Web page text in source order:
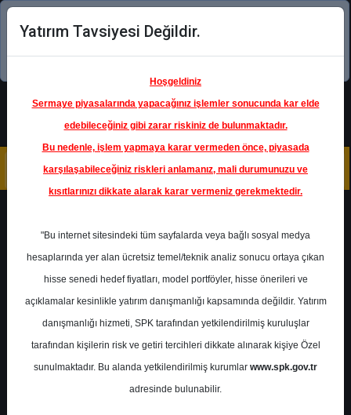
Şimdi uygulamayı indirin!
ALARK- ALARKO HOLDİNG A.Ş.
Hedef Fiyat 170.00 ₺
Getiri
%67.98
Yatırım Tavsiyesi Değildir.
Hoşgeldiniz
Sermaye piyasalarında yapacağınız işlemler sonucunda kar elde
edebileceğiniz gibi zarar riskiniz de bulunmaktadır.
Bu nedenle, işlem yapmaya karar vermeden önce, piyasada
karşılaşabileceğiniz riskleri anlamanız, mali durumunuzu ve
kısıtlarınızı dikkate alarak karar vermeniz gerekmektedir.
"Bu internet sitesindeki tüm sayfalarda veya bağlı sosyal medya
hesaplarında yer alan ücretsiz temel/teknik analiz sonucu ortaya çıkan
hisse senedi hedef fiyatları, model portföyler, hisse önerileri ve
açıklamalar kesinlikle yatırım danışmanlığı kapsamında değildir. Yatırım
danışmanlığı hizmeti, SPK tarafından yetkilendirilmiş kuruluşlar
tarafından kişilerin risk ve getiri tercihleri dikkate alınarak kişiye Özel
sunulmaktadır. Bu alanda yetkilendirilmiş kurumlar www.spk.gov.tr
adresinde bulunabilir.